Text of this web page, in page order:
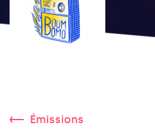
Émissions